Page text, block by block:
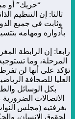
“حريك” أو
ثالثا: إن التنظيم
وثابت في جميع
بأدواره ومهامه
رابعا: إن الرابطة
المرحلة، وما
تؤكد على أنها لن
العليا للصحافة
بكل الوسائل
الاتصالات
بغرفتيه (مجلس
لحقوق الإنسان،